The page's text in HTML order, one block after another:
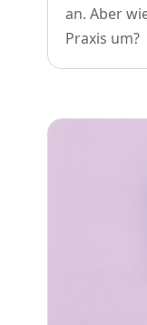
an. Aber
Praxis um?